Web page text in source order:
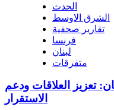
الحدث
الشرق الاوسط
تقارير صحفية
فرنسا
لبنان
متفرقات
تعزيز العلاقات ودعم
الاستقرار